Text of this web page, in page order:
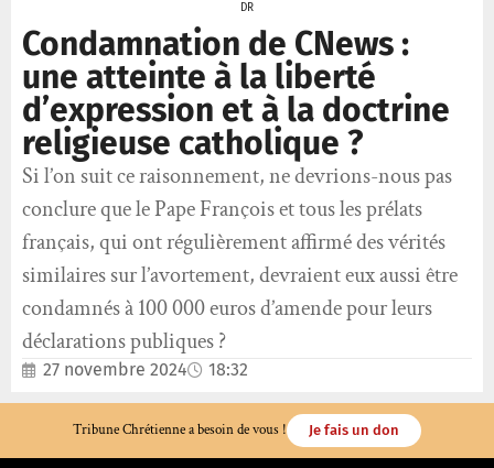
DR
Condamnation de CNews :
une atteinte à la liberté
d’expression et à la doctrine
religieuse catholique ?
Si l’on suit ce raisonnement, ne devrions-nous pas
conclure que le Pape François et tous les prélats
français, qui ont régulièrement affirmé des vérités
similaires sur l’avortement, devraient eux aussi être
condamnés à 100 000 euros d’amende pour leurs
déclarations publiques ?
27 novembre 2024 18:32
Tribune Chrétienne a besoin de vous ! Je fais un don